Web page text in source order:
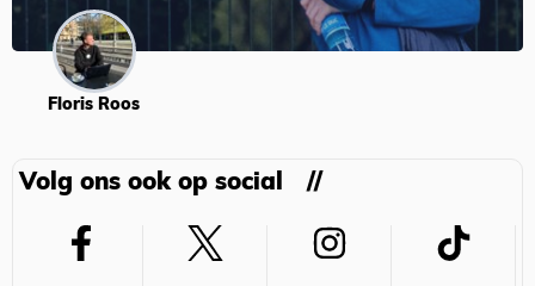
Floris Roos
Volg ons ook op social